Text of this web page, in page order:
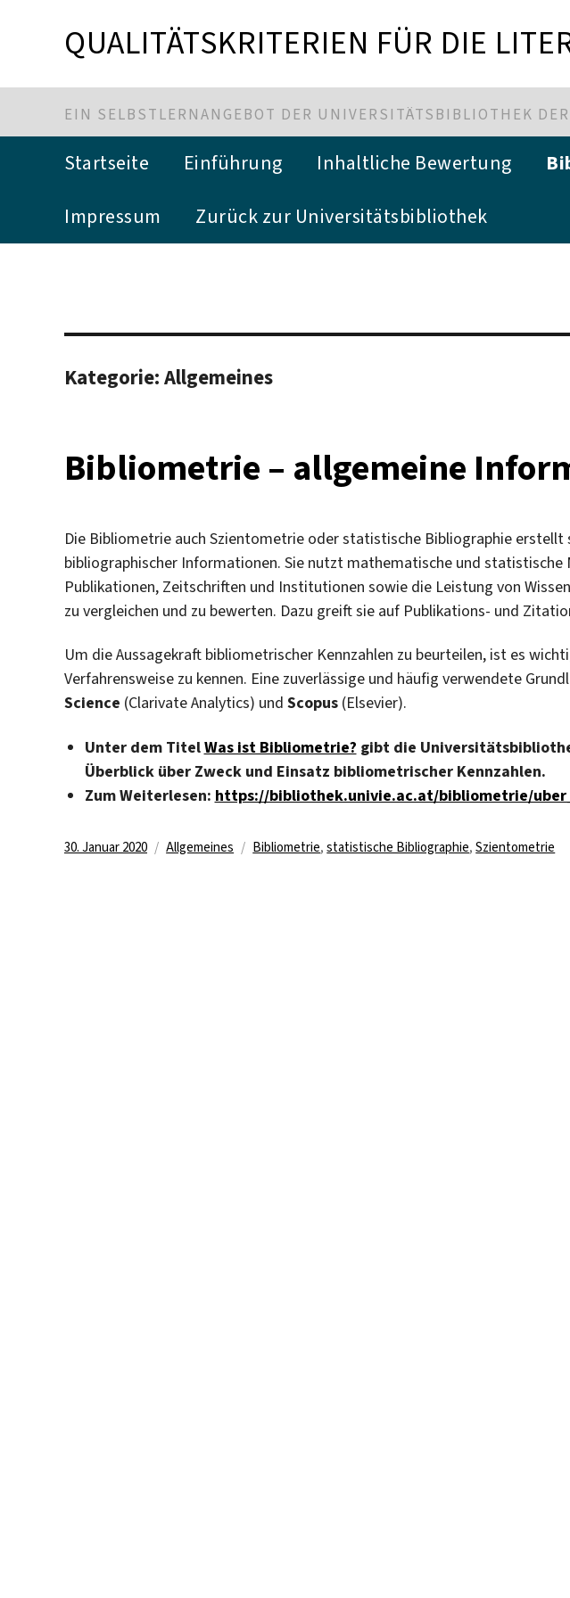
QUALITÄTSKRITERIEN FÜR DIE
EIN SELBSTLERNANGEBOT DER UNIVERSITÄTSBIBLIOTHEK
Startseite Einführung Inhaltliche Bewertung
Impressum Zurück zur Universitätsbibliothek
Kategorie: Allgemeines
Bibliometrie – allgemeine
Die Bibliometrie auch Szientometrie oder statistische Bibliographie erstellt
bibliographischer Informationen. Sie nutzt mathematische und statistische
Publikationen, Zeitschriften und Institutionen sowie die Leistung von
zu vergleichen und zu bewerten. Dazu greift sie auf Publikations- und
Um die Aussagekraft bibliometrischer Kennzahlen zu beurteilen, ist es
Verfahrensweise zu kennen. Eine zuverlässige und häufig verwendete
Science (Clarivate Analytics) und Scopus (Elsevier).
Unter dem TitelWas ist Bibliometrie? gibt die
Überblick über Zweck und Einsatz bibliometrischer Kennzahlen.
Zum Weiterlesen: https://bibliothek.univie.ac.at/bibliometrie/
Veröffentlicht
30. Januar 2020 Kategorien
Allgemeines Schlagwörter
Bibliometrie,statistische Bibliographie,Szientometrie